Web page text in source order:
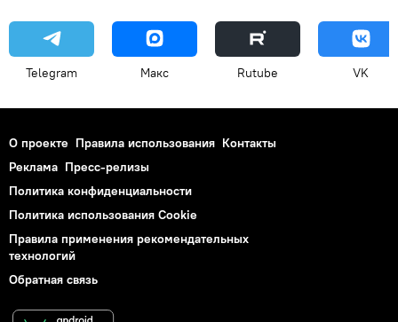
Telegram Макс Rutube VK
О проекте Правила использования Контакты
Реклама Пресс-релизы
Политика конфиденциальности
Политика использования Cookie
Правила применения рекомендательных
технологий
Обратная связь